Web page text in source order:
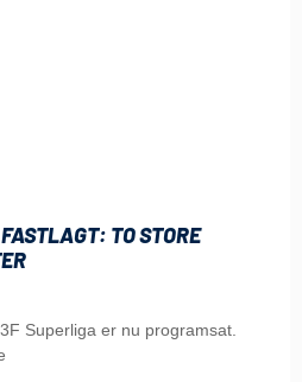
TO STORE
Superliga er nu programsat.